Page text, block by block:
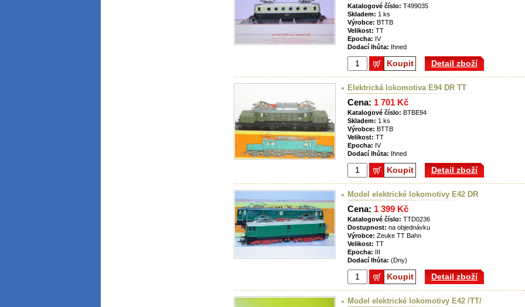
Katalogové číslo: T499035
Skladem: 1 ks
Výrobce: BTTB
Velikost: TT
Epocha: IV
Dodací lhůta: Ihned
Koupit Detail zboží
Elektrická lokomotiva E94 DR TT
Cena: 1 701 Kč
Katalogové číslo: BTBE94
Skladem: 1 ks
Výrobce: BTTB
Velikost: TT
Epocha: IV
Dodací lhůta: Ihned
Koupit Detail zboží
Model elektrické lokomotivy E42 DR
Cena: 1 399 Kč
Katalogové číslo: TTD0236
Dostupnost: na objednávku
Výrobce: Zeuke TT Bahn
Velikost: TT
Epocha: III
Dodací lhůta: (Dny)
Koupit Detail zboží
Model elektrické lokomotivy E42 /TT/